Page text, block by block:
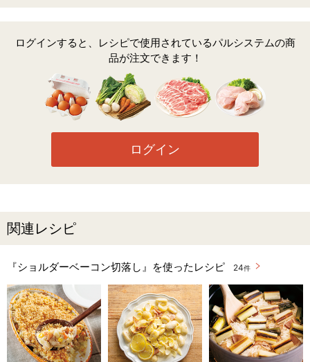
ログインすると、レシピで使用されているパルシステムの商
品が注文できます！
ログイン
関連レシピ
『ショルダーベーコン切落し』を使ったレシピ 24件